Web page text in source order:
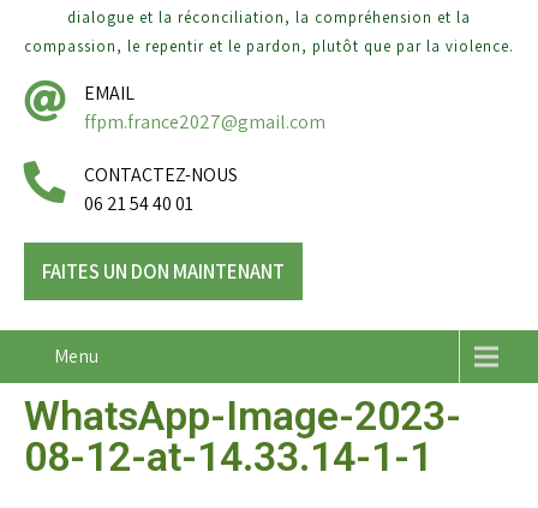
dialogue et la réconciliation, la compréhension et la
compassion, le repentir et le pardon, plutôt que par la violence.
EMAIL
ffpm.france2027@gmail.com
CONTACTEZ-NOUS
06 21 54 40 01
FAITES UN DON MAINTENANT
Menu
WhatsApp-Image-2023-
08-12-at-14.33.14-1-1